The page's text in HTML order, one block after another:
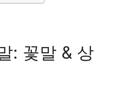
: 꽃말 & 상